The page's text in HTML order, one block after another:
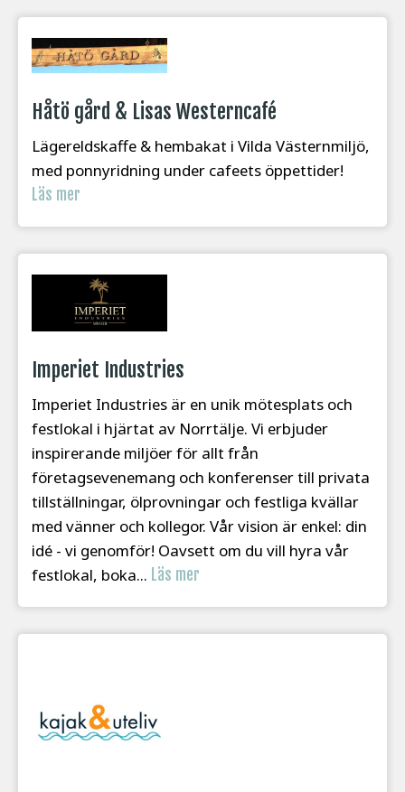
Håtö gård & Lisas Westerncafé
Lägereldskaffe & hembakat i Vilda Västernmiljö,
med ponnyridning under cafeets öppettider!
Läs mer
Imperiet Industries
Imperiet Industries är en unik mötesplats och
festlokal i hjärtat av Norrtälje. Vi erbjuder
inspirerande miljöer för allt från
företagsevenemang och konferenser till privata
tillställningar, ölprovningar och festliga kvällar
med vänner och kollegor. Vår vision är enkel: din
idé - vi genomför! Oavsett om du vill hyra vår
festlokal, boka... Läs mer